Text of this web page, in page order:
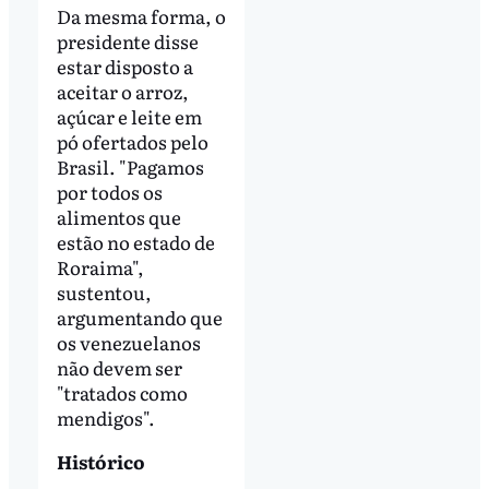
Da mesma forma, o
presidente disse
estar disposto a
aceitar o arroz,
açúcar e leite em
pó ofertados pelo
Brasil. "Pagamos
por todos os
alimentos que
estão no estado de
Roraima",
sustentou,
argumentando que
os venezuelanos
não devem ser
"tratados como
mendigos".
Histórico